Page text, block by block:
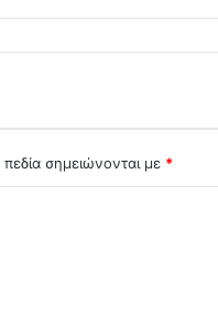
σημειώνονται με *